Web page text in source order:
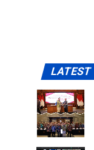
LATEST